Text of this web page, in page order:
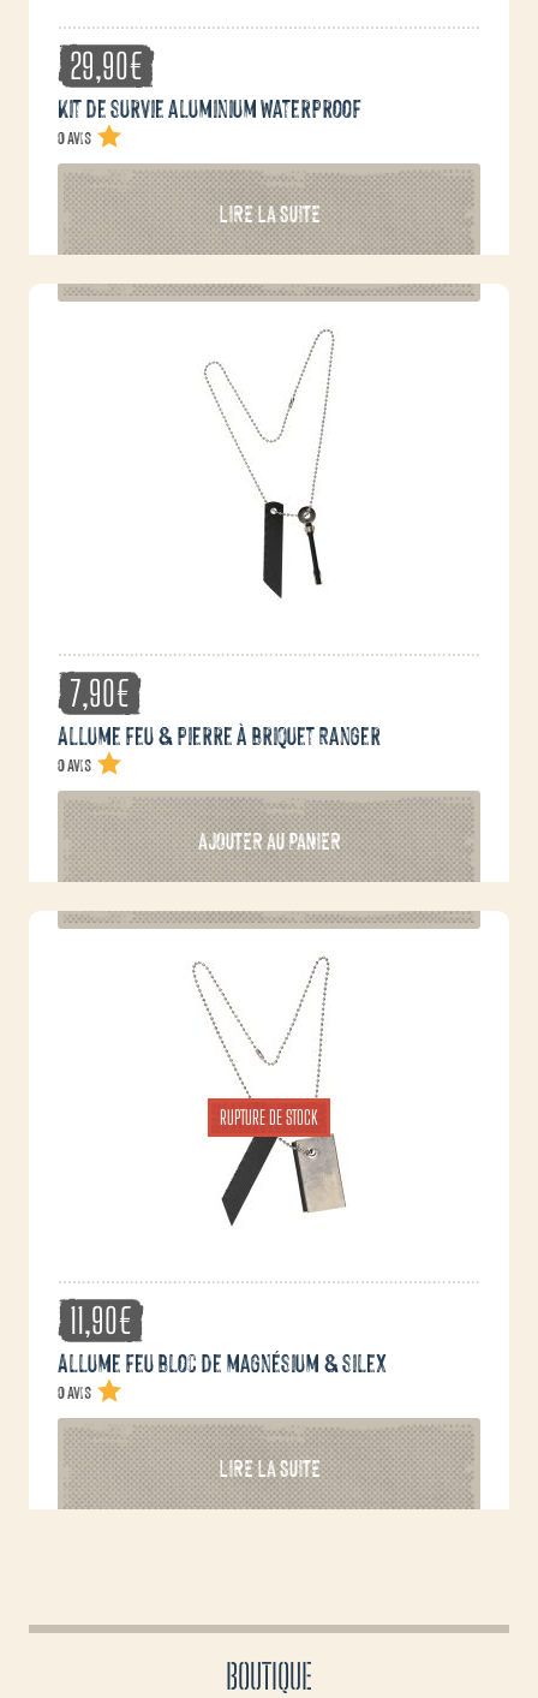
29,90€
Kit de survie aluminium waterproof
0 avis
LIRE LA SUITE
7,90€
Allume feu & pierre à briquet Ranger
0 avis
AJOUTER AU PANIER
RUPTURE DE STOCK
11,90€
Allume feu bloc de magnésium & silex
0 avis
LIRE LA SUITE
BOUTIQUE